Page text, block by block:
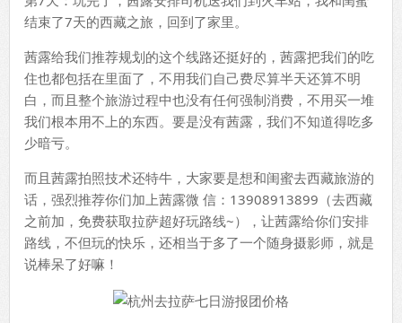
结束了7天的西藏之旅，回到了家里。
茜露给我们推荐规划的这个线路还挺好的，茜露把我们的吃
住也都包括在里面了，不用我们自己费尽算半天还算不明
白，而且整个旅游过程中也没有任何强制消费，不用买一堆
我们根本用不上的东西。要是没有茜露，我们不知道得吃多
少暗亏。
而且茜露拍照技术还特牛，大家要是想和闺蜜去西藏旅游的
话，强烈推荐你们加上茜露微 信：13908913899（去西藏
之前加，免费获取拉萨超好玩路线~），让茜露给你们安排
路线，不但玩的快乐，还相当于多了一个随身摄影师，就是
说棒呆了好嘛！